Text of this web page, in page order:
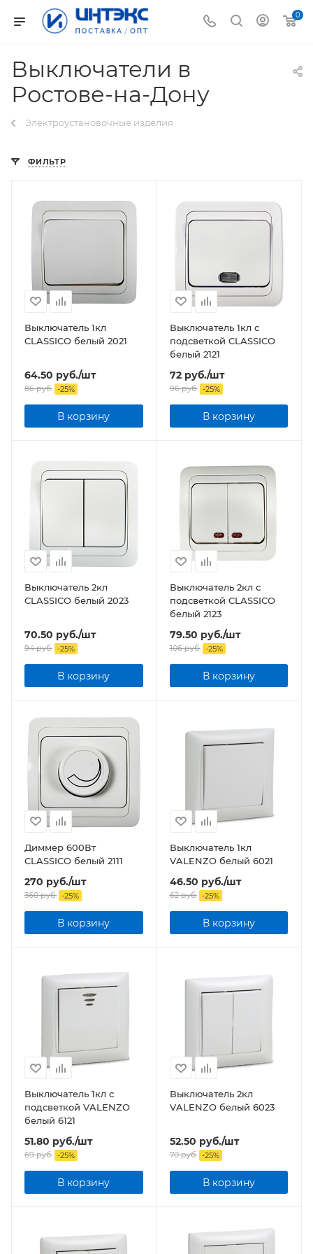
0
Выключатели в
Ростове-на-Дону
Электроустановочные изделия
ФИЛЬТР
Выключатель 1кл
CLASSICO белый 2021
64.50 руб./шт
86руб. -25%
В корзину
Выключатель 1кл с
подсветкой CLASSICO
белый 2121
72руб./шт
96руб. -25%
В корзину
Выключатель 2кл
CLASSICO белый 2023
70.50 руб./шт
94руб. -25%
В корзину
Выключатель 2кл с
подсветкой CLASSICO
белый 2123
79.50 руб./шт
106руб. -25%
В корзину
Диммер 600Вт
CLASSICO белый 2111
270 руб./шт
360руб. -25%
В корзину
Выключатель 1кл
VALENZO белый 6021
46.50 руб./шт
62руб. -25%
В корзину
Выключатель 1кл с
подсветкой VALENZO
белый 6121
51.80 руб./шт
69руб. -25%
В корзину
Выключатель 2кл
VALENZO белый 6023
52.50 руб./шт
70руб. -25%
В корзину